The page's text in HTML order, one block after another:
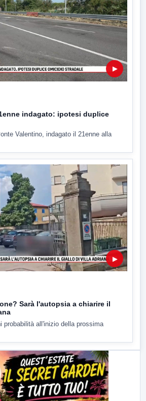
▶
indagato: ipotesi duplice
Valentino, indagato il 21enne alla
▶
Sarà l'autopsia a chiarire il
probabilità all'inizio della prossima